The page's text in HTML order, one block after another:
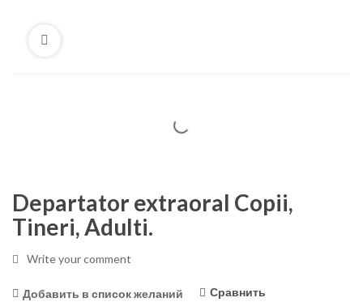
Departator extraoral Copii,
Tineri, Adulti.
Write your comment
Добавить в список желаний Сравнить